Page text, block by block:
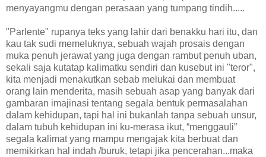
menyayangmu dengan perasaan yang tumpang tindih.....
"Parlente" rupanya teks yang lahir dari benakku hari itu, dan
kau tak sudi memeluknya, sebuah wajah prosais dengan
muka penuh jerawat yang juga dengan rambut penuh uban,
sekali saja kutatap kalimatku sendiri dan kusebut ini "teror",
kita menjadi menakutkan sebab melukai dan membuat
orang lain menderita, masih sebuah asap yang banyak dari
gambaran imajinasi tentang segala bentuk permasalahan
dalam kehidupan, tapi hal ini bukanlah tanpa sebuah unsur,
dalam tubuh kehidupan ini ku-merasa ikut, “menggauli”
segala kalimat yang mampu mengajak kita berbuat dan
memikirkan hal indah /buruk, tetapi jika pencerahan...maka